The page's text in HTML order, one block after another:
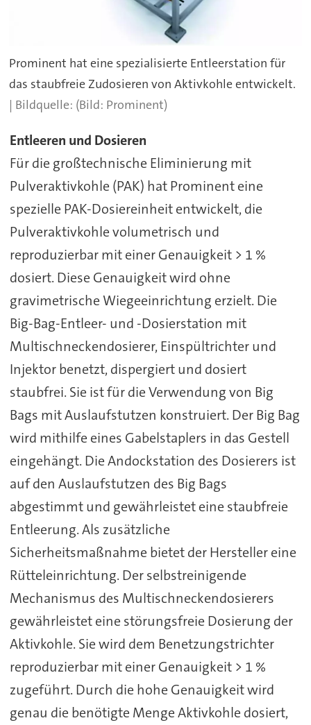
Prominent hat eine spezialisierte Entleerstation für
das staubfreie Zudosieren von Aktivkohle entwickelt.
(Bild: Prominent)
Entleeren und Dosieren
Für die großtechnische Eliminierung mit
Pulveraktivkohle (PAK) hat Prominent eine
spezielle PAK-Dosiereinheit entwickelt, die
Pulveraktivkohle volumetrisch und
reproduzierbar mit einer Genauigkeit > 1 %
dosiert. Diese Genauigkeit wird ohne
gravimetrische Wiegeeinrichtung erzielt. Die
Big-Bag-Entleer- und -Dosierstation mit
Multischneckendosierer, Einspültrichter und
Injektor benetzt, dispergiert und dosiert
staubfrei. Sie ist für die Verwendung von Big
Bags mit Auslaufstutzen konstruiert. Der Big Bag
wird mithilfe eines Gabelstaplers in das Gestell
eingehängt. Die Andockstation des Dosierers ist
auf den Auslaufstutzen des Big Bags
abgestimmt und gewährleistet eine staubfreie
Entleerung. Als zusätzliche
Sicherheitsmaßnahme bietet der Hersteller eine
Rütteleinrichtung. Der selbstreinigende
Mechanismus des Multischneckendosierers
gewährleistet eine störungsfreie Dosierung der
Aktivkohle. Sie wird dem Benetzungstrichter
reproduzierbar mit einer Genauigkeit > 1 %
zugeführt. Durch die hohe Genauigkeit wird
genau die benötigte Menge Aktivkohle dosiert,